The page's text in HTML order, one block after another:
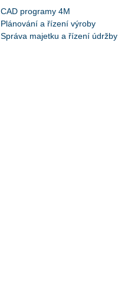
CAD programy 4M
Plánování a řízení výroby
Správa majetku a řízení údržby